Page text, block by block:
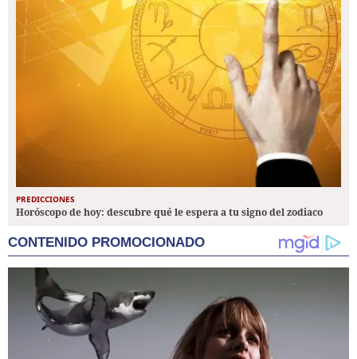
PREDICCIONES
Horóscopo de hoy: descubre qué le espera a tu signo del zodiaco
CONTENIDO PROMOCIONADO